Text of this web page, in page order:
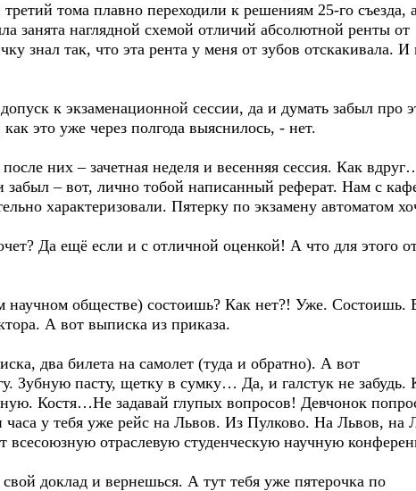
тома плавно переходили к решениям 25-го съезда,
наглядной схемой отличий абсолютной ренты от
знал так, что эта рента у меня от зубов отскакивала. И
к экзаменационной сессии, да и думать забыл про
это уже через полгода выяснилось, - нет.
них – зачетная неделя и весенняя сессия. Как
– вот, лично тобой написанный реферат. Нам с
характеризовали. Пятерку по экзамену автоматом
Да ещё если и с отличной оценкой! А что для этого
обществе) состоишь? Как нет?! Уже. Состоишь.
А вот выписка из приказа.
два билета на самолет (туда и обратно). А вот
Зубную пасту, щетку в сумку… Да, и галстук не забудь.
Костя…Не задавай глупых вопросов! Девчонок
часа у тебя уже рейс на Львов. Из Пулково. На Львов, на
всесоюзную отраслевую студенческую научную
доклад и вернешься. А тут тебя уже пятерочка по